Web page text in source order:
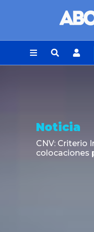
Noticia
CNV: Criterio
colocaciones